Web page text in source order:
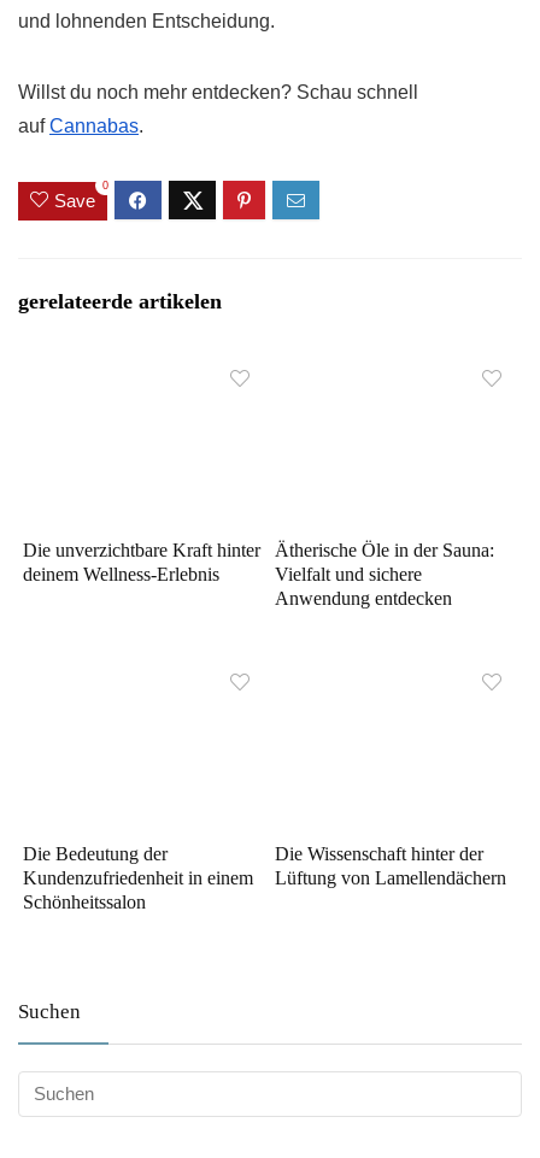
und lohnenden Entscheidung.
Willst du noch mehr entdecken? Schau schnell
aufCannabas.
Save
0
gerelateerde artikelen
Die unverzichtbare Kraft hinter
deinem Wellness-Erlebnis
Ätherische Öle in der Sauna:
Vielfalt und sichere
Anwendung entdecken
Die Bedeutung der
Kundenzufriedenheit in einem
Schönheitssalon
Die Wissenschaft hinter der
Lüftung von Lamellendächern
Suchen